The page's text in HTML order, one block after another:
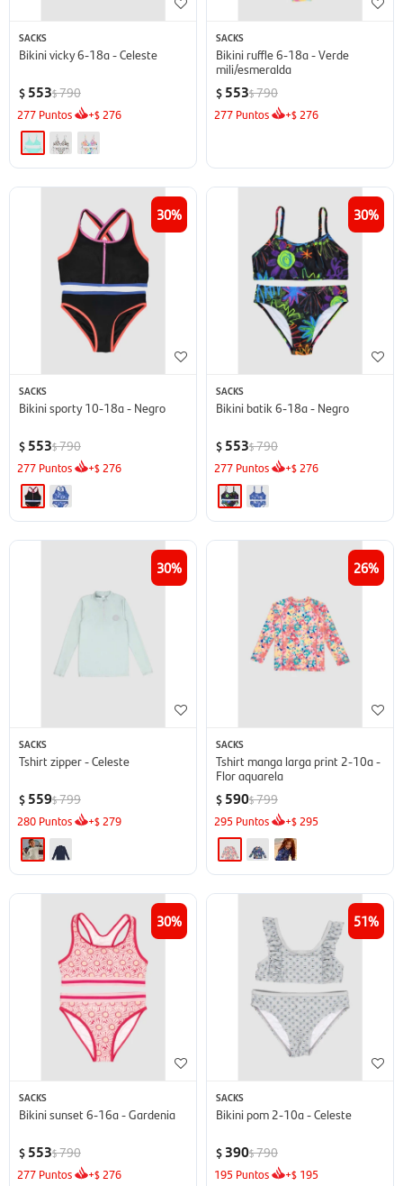
SACKS
Bikini vicky 6-18a - Celeste
$ 553$790
277 Puntos +$ 276
SACKS
Bikini ruffle 6-18a - Verde
mili/esmeralda
$ 553$790
277 Puntos +$ 276
30
SACKS
Bikini sporty 10-18a - Negro
$ 553$790
277 Puntos +$ 276
30
SACKS
Bikini batik 6-18a - Negro
$ 553$790
277 Puntos +$ 276
30
SACKS
Tshirt zipper - Celeste
$ 559$799
280 Puntos +$ 279
26
SACKS
Tshirt manga larga print 2-10a -
Flor aquarela
$ 590$799
295 Puntos +$ 295
30
SACKS
Bikini sunset 6-16a - Gardenia
$ 553$790
277 Puntos +$ 276
51
SACKS
Bikini pom 2-10a - Celeste
$ 390$790
195 Puntos +$ 195